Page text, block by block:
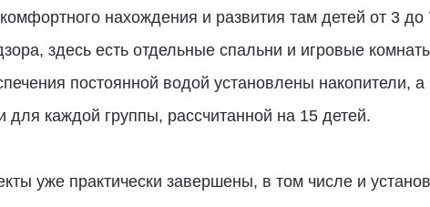
нахождения и развития там детей от 3 до
здесь есть отдельные спальни и игровые
постоянной водой установлены накопители,
для каждой группы, рассчитанной на 15 детей.
уже практически завершены, в том числе и